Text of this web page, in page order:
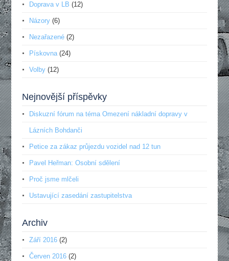
Doprava v LB (12)
Názory(6)
Nezařazené(2)
Pískovna(24)
Volby(12)
Nejnovější příspěvky
Diskuzní fórum na téma Omezení nákladní dopravy v
Lázních Bohdanči
Petice za zákaz průjezdu vozidel nad 12 tun
Pavel Heřman: Osobní sdělení
Proč jsme mlčeli
Ustavující zasedání zastupitelstva
Archiv
Září 2016(2)
Červen 2016(2)